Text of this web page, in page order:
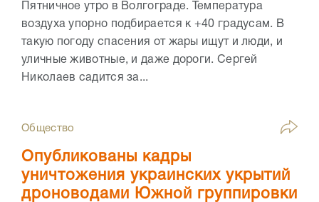
Пятничное утро в Волгограде. Температура
воздуха упорно подбирается к +40 градусам. В
такую погоду спасения от жары ищут и люди, и
уличные животные, и даже дороги. Сергей
Николаев садится за...
Общество
Опубликованы кадры
уничтожения украинских укрытий
дроноводами Южной группировки